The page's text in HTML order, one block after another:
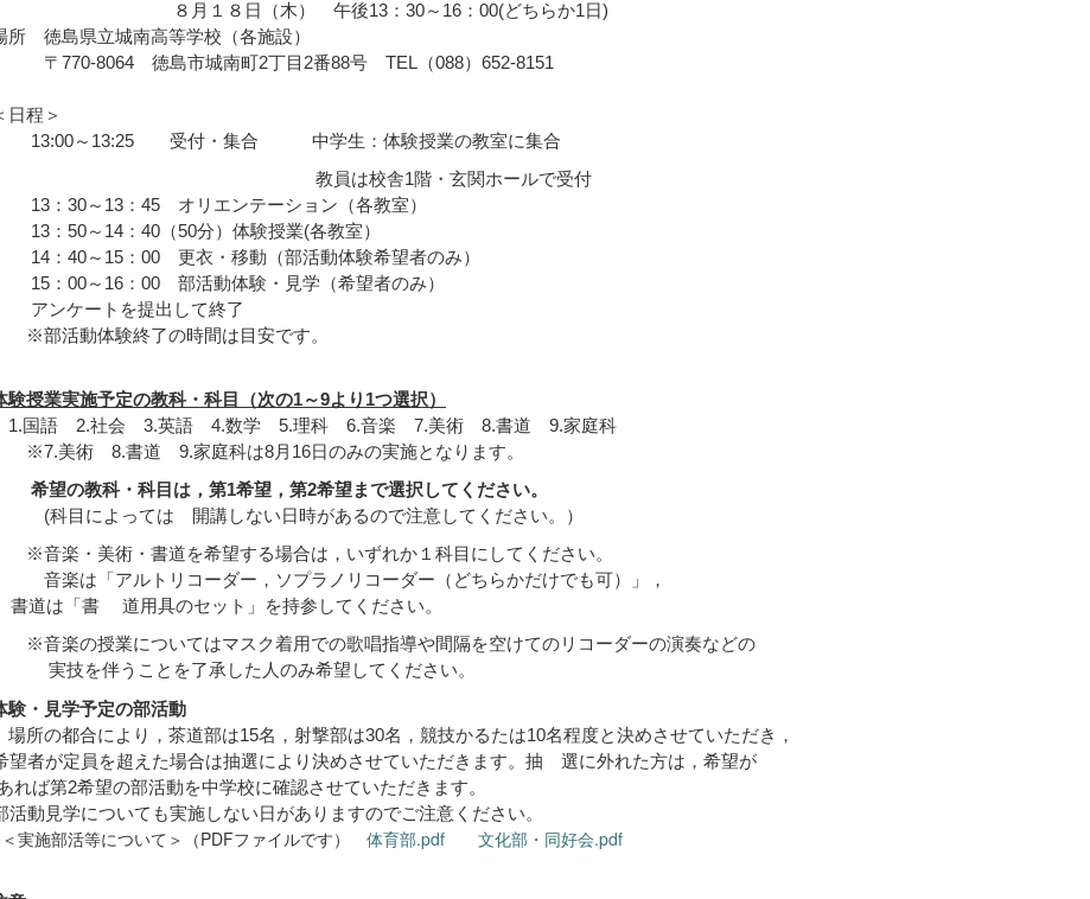
月１８日（木） 午後13：30～16：00(どちらか1日)
徳島県立城南高等学校（各施設）
8064 徳島市城南町2丁目2番88号 TEL（088）652-8151
程＞
～13:25 受付・集合 中学生：体験授業の教室に集合
員は校舎1階・玄関ホールで受付
：30～13：45 オリエンテーション（各教室）
：50～14：40（50分）体験授業(各教室）
：40～15：00 更衣・移動（部活動体験希望者のみ）
：00～16：00 部活動体験・見学（希望者のみ）
ンケートを提出して終了
活動体験終了の時間は目安です。
授業実施予定の教科・科目（次の1～9より1つ選択）
語 2.社会 3.英語 4.数学 5.理科 6.音楽 7.美術 8.書道 9.家庭科
美術 8.書道 9.家庭科は8月16日のみの実施となります。
希望の教科・科目は，第1希望，第2希望まで選択してください。
目によっては 開講しない日時があるので注意してください。）
楽・美術・書道を希望する場合は，いずれか１科目にしてください。
は「アルトリコーダー，ソプラノリコーダー（どちらかだけでも可）」，
は「書 道用具のセット」を持参してください。
楽の授業についてはマスク着用での歌唱指導や間隔を空けてのリコーダーの演奏などの
を伴うことを了承した人のみ希望してください。
・見学予定の部活動
の都合により，茶道部は15名，射撃部は30名，競技かるたは10名程度と決めさせていただき，
者が定員を超えた場合は抽選により決めさせていただきます。抽 選に外れた方は，希望が
ば第2希望の部活動を中学校に確認させていただきます。
動見学についても実施しない日がありますのでご注意ください。
施部活等について＞（PDFファイルです） 体育部.pdf 文化部・同好会.pdf